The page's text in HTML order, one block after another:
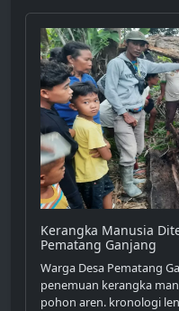
Kerangka Manusia
Pematang Ganjang
Warga Desa Pematang
penemuan kerangka
pohon aren. kronologi